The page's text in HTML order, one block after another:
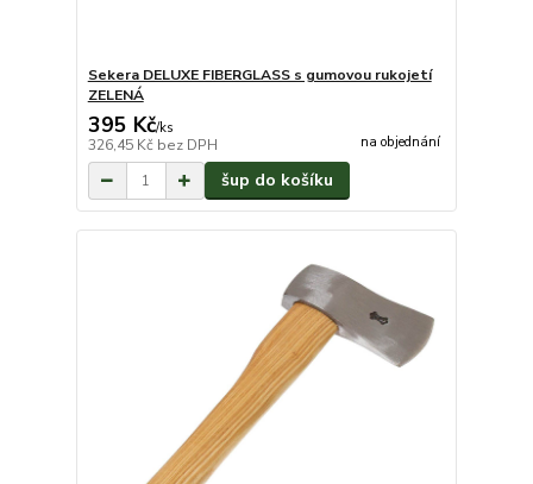
Sekera DELUXE FIBERGLASS s gumovou rukojetí
ZELENÁ
395 Kč/ks
326,45 Kč bez DPH na objednání
šup do košíku